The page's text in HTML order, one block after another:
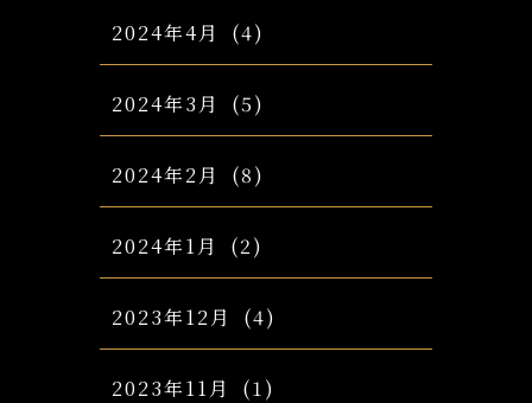
2024年4月 (4)
2024年3月 (5)
2024年2月 (8)
2024年1月 (2)
2023年12月 (4)
2023年11月 (1)